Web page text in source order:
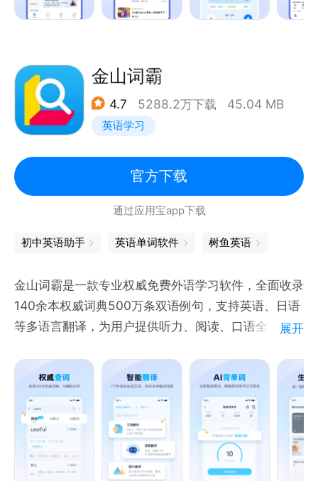
备。
1、分级推荐：基于CEFR科学定级，结合兴趣主题，
智能推荐英语听说读节目。
2、AI口语教练：与AI随时练口语，多场景对话+语音
打分+语法纠错，告别高价外教。
精听，系统提升听力水平。
4、外刊精读：精读是超有价值的自律，精选新鲜外刊
资讯，主播带你看世界。
5、名著精讲：精选国外原版名著，带你精听细读，感
标对比训练，音素级智能评测。
金山词霸
4.7 5288.2万下载 45.04 MB
英语学习
官方下载
通过应用宝app下载
初中英语助手 英语单词软件 树鱼英语
金山词霸是一款专业权威免费外语学习软件，全面收录
140余本权威词典500万条双语例句，支持英语、日语
等多语言翻译，为用户提供听力、阅读、口语全方位英
查单词、找翻译、学英语就用金山词霸，听、说、读、
写，你想要的全在这，22年国民英语学习词典，数亿
用户都在用！
应用介绍：
展开